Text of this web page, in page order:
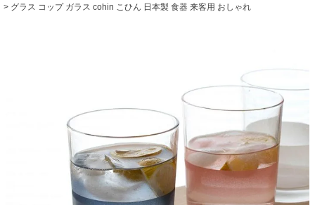
グラス コップ ガラス cohin こひん 日本製 食器 来客用 おしゃれ